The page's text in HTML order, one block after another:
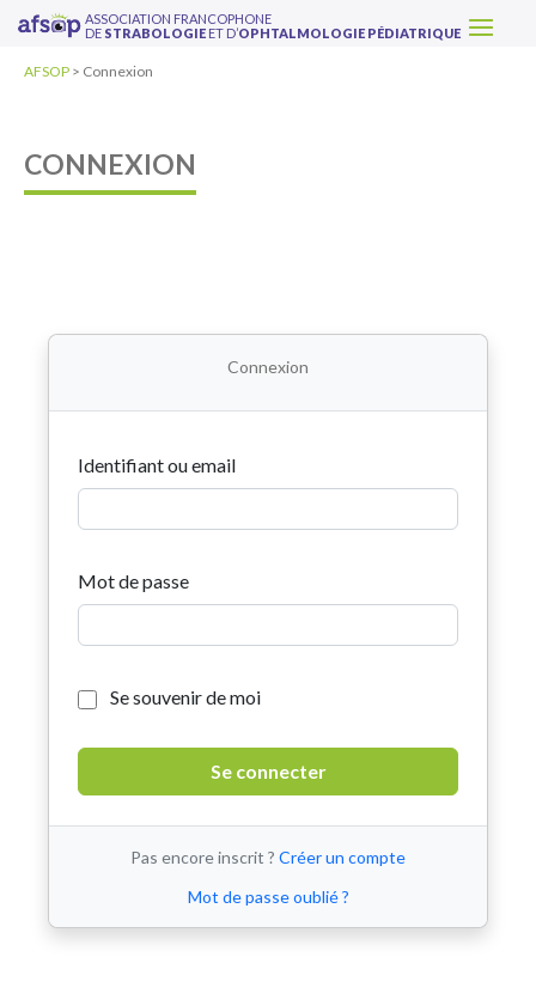
ASSOCIATION FRANCOPHONE
DE STRABOLOGIE ET D’OPHTALMOLOGIE PÉDIATRIQUE
AFSOP > Connexion
CONNEXION
Connexion
Identifiant ou email
Mot de passe
Se souvenir de moi
Pas encore inscrit ? Créer un compte
Mot de passe oublié ?